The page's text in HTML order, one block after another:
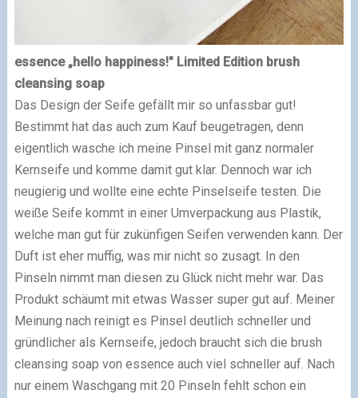
essence „hello happiness!" Limited Edition brush
cleansing soap
Das Design der Seife gefällt mir so unfassbar gut!
Bestimmt hat das auch zum Kauf beugetragen, denn
eigentlich wasche ich meine Pinsel mit ganz normaler
Kernseife und komme damit gut klar. Dennoch war ich
neugierig und wollte eine echte Pinselseife testen. Die
weiße Seife kommt in einer Umverpackung aus Plastik,
welche man gut für zukünfigen Seifen verwenden kann. Der
Duft ist eher muffig, was mir nicht so zusagt. In den
Pinseln nimmt man diesen zu Glück nicht mehr war. Das
Produkt schäumt mit etwas Wasser super gut auf. Meiner
Meinung nach reinigt es Pinsel deutlich schneller und
gründlicher als Kernseife, jedoch braucht sich die brush
cleansing soap von essence auch viel schneller auf. Nach
nur einem Waschgang mit 20 Pinseln fehlt schon ein